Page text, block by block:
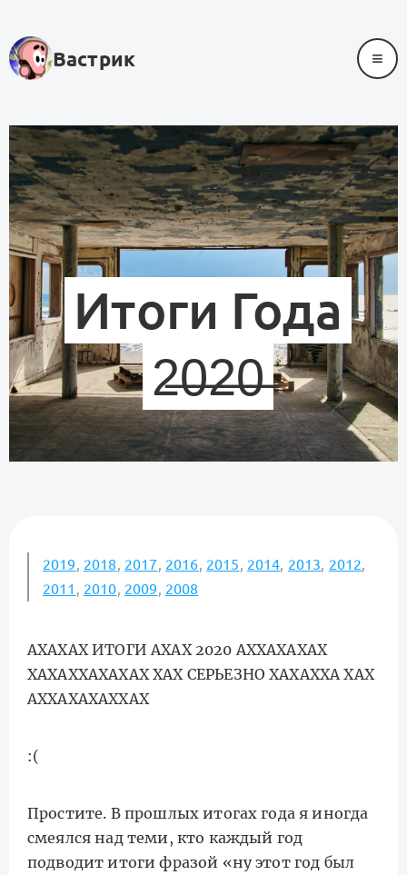
Вастрик ≡
Итоги Года
2̶0̶2̶0̶
2019, 2018, 2017, 2016, 2015, 2014, 2013, 2012,
2011 , 2010, 2009, 2008
АХАХАХ ИТОГИ АХАХ 2020 АХХАХАХАХ
ХАХАХХАХАХАХ ХАХ СЕРЬЕЗНО ХАХАХХА ХАХ
АХХАХАХАХХАХ
:(
Простите. В прошлых итогах года я иногда
смеялся над теми, кто каждый год
подводит итоги фразой «ну этот год был